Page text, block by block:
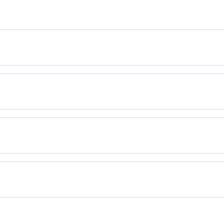
Bittersweet Orange
Orange to intensywny neonowy łosiowy kolor o pełnym
COPOLYMER, HYDROXYPROPYL METHACRYLATE, BIS-
PHENYLPHOSPHINATE, NORBORNANEDIAMINE/
CI 77891, CI 77491, CI 45370, CI 45410, CI 45380, CI 47005.
ulubionej bazy hybrydowej, a następnie utwardź przy